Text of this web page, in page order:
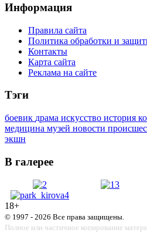
Информация
Правила сайта
Политика обработки и
Контакты
Карта сайта
Реклама на сайте
Тэги
боевик драма искусство история
медицина музей новости
экшн
В галерее
18+
© 1997 - 2026 Все права защищены.
Полное или частичное копирование